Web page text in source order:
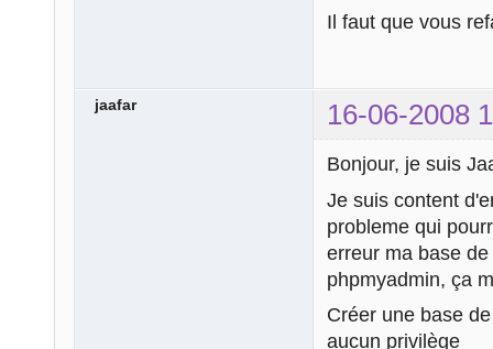
Il faut que vous
jaafar 16-06-2008
Bonjour, je suis
Je suis content
probleme qui
erreur ma base
phpmyadmin, ça
Créer une base
aucun privilège